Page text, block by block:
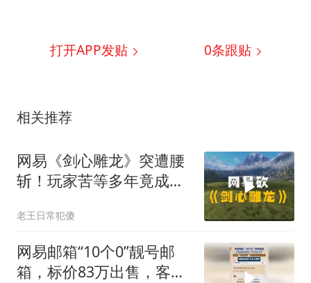
打开APP发贴 0条跟贴
相关推荐
网易《剑心雕龙》突遭腰
斩！玩家苦等多年竟成
老王日常犯傻
网易邮箱“10个0”靓号邮
箱，标价83万出售，客